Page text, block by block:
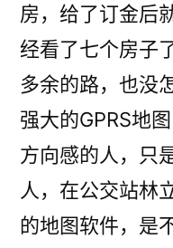
房，给了订金后
经看了七个房子
多余的路，也没
强大的GPRS地
方向感的人，只
人，在公交站林
的地图软件，是